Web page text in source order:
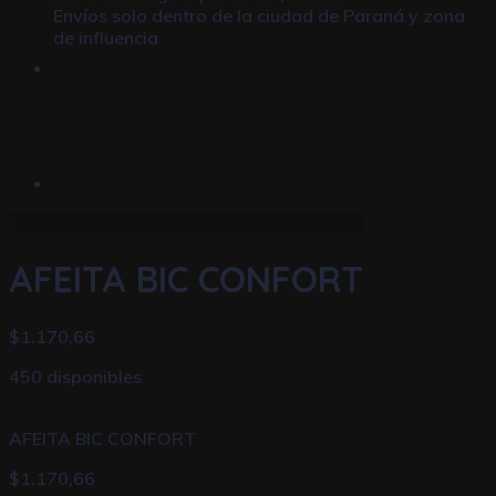
Envíos solo dentro de la ciudad de Paraná y zona
de influencia
AFEITA BIC CONFORT
$ 1.170,66
450 disponibles
AFEITA BIC CONFORT
$ 1.170,66